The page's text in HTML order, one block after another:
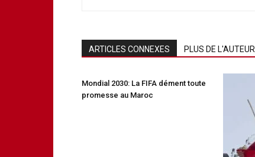
ARTICLES CONNEXES PLUS DE L'AUTEUR
Mondial 2030: La FIFA dément toute
promesse au Maroc